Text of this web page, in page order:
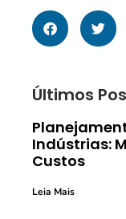
Últimos
Indústrias:
Custos
Leia Mais